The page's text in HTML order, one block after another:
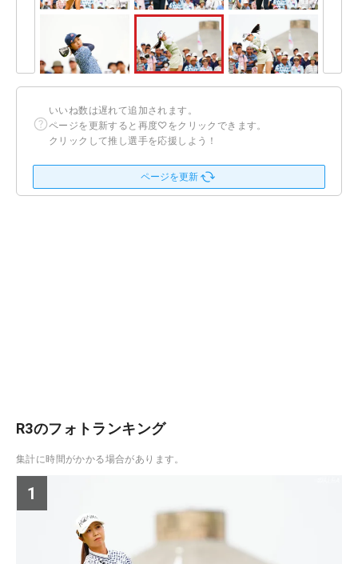
いいね数は遅れて追加されます。
ページを更新すると再度♡をクリックできます。
クリックして推し選手を応援しよう！
ページを更新
R3のフォトランキング
集計に時間がかかる場合があります。
1